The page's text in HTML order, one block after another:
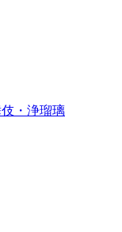
・浄瑠璃